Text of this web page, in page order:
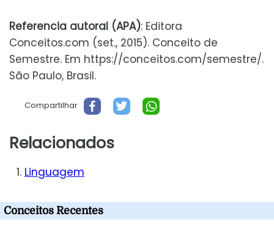
Referencia autoral (APA): Editora
Conceitos.com (set., 2015). Conceito de
Semestre. Em https://conceitos.com/semestre/.
São Paulo, Brasil.
Compartilhar
Relacionados
Linguagem
Conceitos Recentes